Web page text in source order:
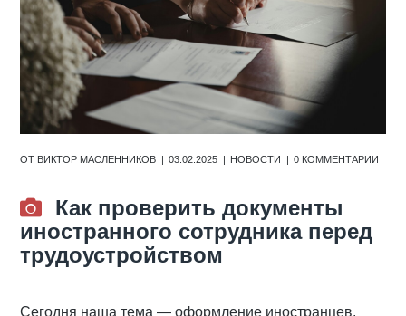
ОТ ВИКТОР МАСЛЕННИКОВ 03.02.2025 НОВОСТИ 0 КОММЕНТАРИИ
Как проверить документы
иностранного сотрудника перед
трудоустройством
Сегодня наша тема — оформление иностранцев.